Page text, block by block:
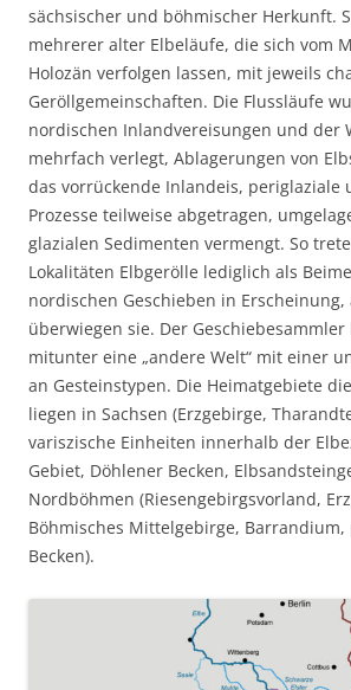
sächsischer und böhmischer Herkunft.
mehrerer alter Elbeläufe, die sich vom
Holozän verfolgen lassen, mit jeweils
Geröllgemeinschaften. Die Flussläufe
nordischen Inlandvereisungen und der
mehrfach verlegt, Ablagerungen von
das vorrückende Inlandeis, periglaziale
Prozesse teilweise abgetragen,
glazialen Sedimenten vermengt. So
Lokalitäten Elbgerölle lediglich als
nordischen Geschieben in
überwiegen sie. Der
mitunter eine „andere Welt“ mit einer
an Gesteinstypen. Die Heimatgebiete
liegen in Sachsen (Erzgebirge,
variszische Einheiten innerhalb der
Gebiet, Döhlener Becken,
Nordböhmen (Riesengebirgsvorland,
Böhmisches Mittelgebirge,
Becken).